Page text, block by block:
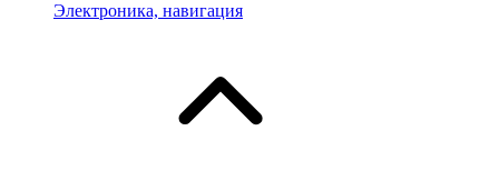
Электроника, навигация